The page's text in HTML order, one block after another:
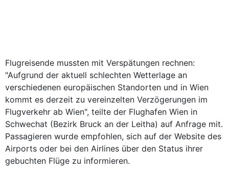
Flugreisende mussten mit Verspätungen rechnen:
"Aufgrund der aktuell schlechten Wetterlage an
verschiedenen europäischen Standorten und in Wien
kommt es derzeit zu vereinzelten Verzögerungen im
Flugverkehr ab Wien", teilte der Flughafen Wien in
Schwechat (Bezirk Bruck an der Leitha) auf Anfrage mit.
Passagieren wurde empfohlen, sich auf der Website des
Airports oder bei den Airlines über den Status ihrer
gebuchten Flüge zu informieren.